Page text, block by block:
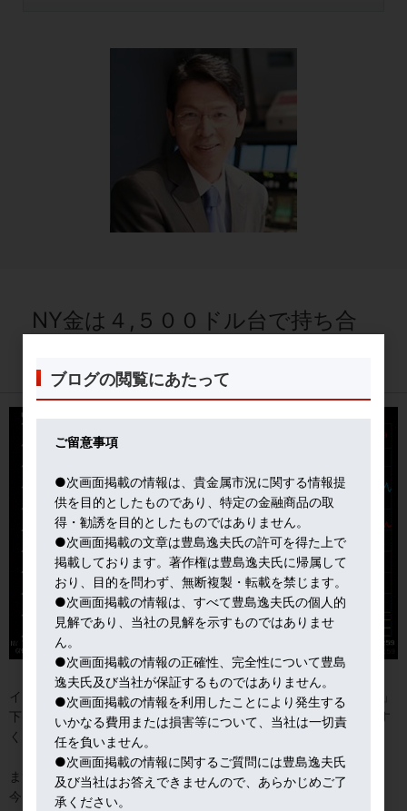
NY金は４,５００ドル台で持ち合
イラン楽観論が市場を支配して、ＮＹ金も４,５００ドルで「当面」
下げ止まっている。とはいえ、ドル金利には上昇圧力がかかりやす
く、金には、中期的に、下落圧力がかかりやすい市場環境。
まずは、ウォーシュ新ＦＲＢ議長のお手並み拝見かな。
今日は、バタバタなので、これでおしまい 笑
ブログの閲覧にあたって
ご留意事項
●次画面掲載の情報は、貴金属市況に関する情報提
供を目的としたものであり、特定の金融商品の取
得・勧誘を目的としたものではありません。
●次画面掲載の文章は豊島逸夫氏の許可を得た上で
掲載しております。著作権は豊島逸夫氏に帰属して
おり、目的を問わず、無断複製・転載を禁じます。
●次画面掲載の情報は、すべて豊島逸夫氏の個人的
見解であり、当社の見解を示すものではありませ
ん。
●次画面掲載の情報の正確性、完全性について豊島
逸夫氏及び当社が保証するものではありません。
●次画面掲載の情報を利用したことにより発生する
いかなる費用または損害等について、当社は一切責
任を負いません。
●次画面掲載の情報に関するご質問には豊島逸夫氏
及び当社はお答えできませんので、あらかじめご了
承ください。